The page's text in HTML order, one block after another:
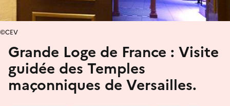
Grande Loge de France : Visite
guidée des Temples
maçonniques de Versailles.
©CEV